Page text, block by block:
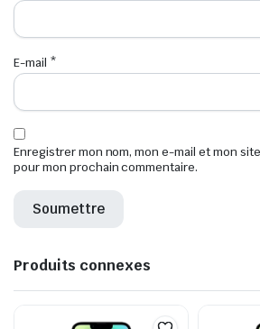
E-mail *
Enregistrer mon nom, mon e-mail et mon
pour mon prochain commentaire.
Produits connexes